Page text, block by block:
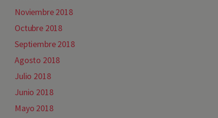
Noviembre 2018
Octubre 2018
Septiembre 2018
Agosto 2018
Julio 2018
Junio 2018
Mayo 2018